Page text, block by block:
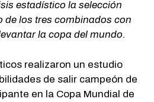
estadístico la selección
de los tres combinados con
la copa del mundo.
realizaron un estudio
de salir campeón de
en la Copa Mundial de